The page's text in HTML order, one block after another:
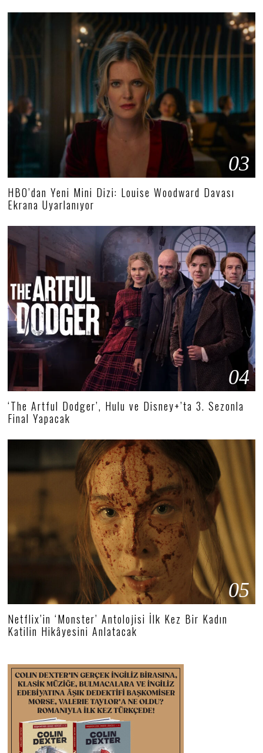
03
HBO’dan Yeni Mini Dizi: Louise Woodward Davası
Ekrana Uyarlanıyor
04
‘The Artful Dodger’, Hulu ve Disney+’ta 3. Sezonla
Final Yapacak
05
Netflix’in ‘Monster’ Antolojisi İlk Kez Bir Kadın
Katilin Hikâyesini Anlatacak